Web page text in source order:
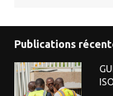
Publications